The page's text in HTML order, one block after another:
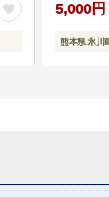
5,000円
熊本県 氷川